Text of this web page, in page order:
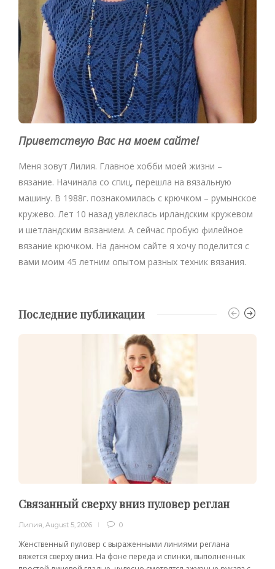
Приветствую Вас на моем сайте!
Меня зовут Лилия. Главное хобби моей жизни –
вязание. Начинала со спиц, перешла на вязальную
машину. В 1988г. познакомилась с крючком – румынское
кружево. Лет 10 назад увлеклась ирландским кружевом
и шетландским вязанием. А сейчас пробую филейное
вязание крючком. На данном сайте я хочу поделится с
вами моим 45 летним опытом разных техник вязания.
Последние публикации
Связанный сверху вниз пуловер реглан
Лилия August 5, 2026 0
Женственный пуловер с выраженными линиями реглана
вяжется сверху вниз. На фоне переда и спинки, выполненных